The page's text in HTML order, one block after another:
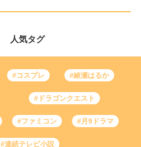
人気タグ
#コスプレ #綾瀬はるか
#ドラゴンクエスト
#ファミコン #月9ドラマ
#連続テレビ小説